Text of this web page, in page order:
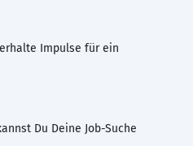
Impulse für ein
Du Deine Job-Suche